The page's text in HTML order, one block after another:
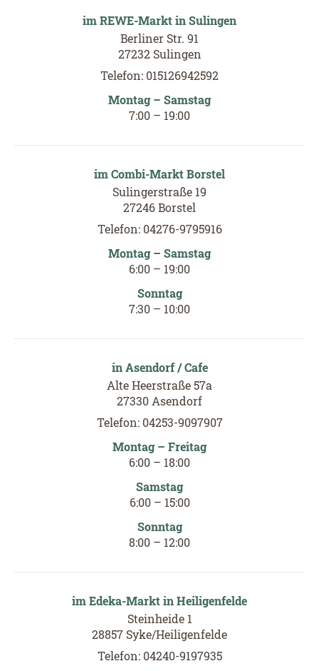
im REWE-Markt in Sulingen
Berliner Str. 91
27232 Sulingen
Telefon: 015126942592
Montag – Samstag
7:00 – 19:00
im Combi-Markt Borstel
Sulingerstraße 19
27246 Borstel
Telefon: 04276-9795916
Montag – Samstag
6:00 – 19:00
Sonntag
7:30 – 10:00
in Asendorf / Cafe
Alte Heerstraße 57a
27330 Asendorf
Telefon: 04253-9097907
Montag – Freitag
6:00 – 18:00
Samstag
6:00 – 15:00
Sonntag
8:00 – 12:00
im Edeka-Markt in Heiligenfelde
Steinheide 1
28857 Syke/Heiligenfelde
Telefon: 04240-9197935